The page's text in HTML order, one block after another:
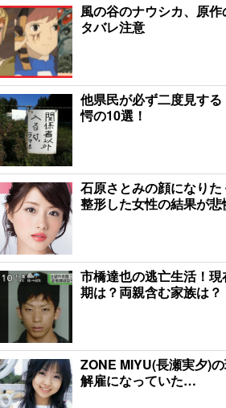
風の谷のナウシカ、原
タバレ注意
他県民が必ず二度見す
愕の10選！
石原さとみの顔になり
整形した女性の結果が悲
市橋達也の逃亡生活！
期は？両親含む家族は？
ZONE MIYU(長瀬実夕)
解雇になっていた…